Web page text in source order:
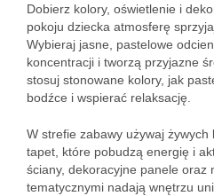
Dobierz kolory, oświetlenie i
pokoju dziecka atmosferę
Wybieraj jasne, pastelowe
koncentracji i tworzą przyjazne
stosuj stonowane kolory, jak
bodźce i wspierać relaksację.
W strefie zabawy używaj
tapet, które pobudzą energię i
ściany, dekoracyjne panele oraz
tematycznymi nadają wnętrzu